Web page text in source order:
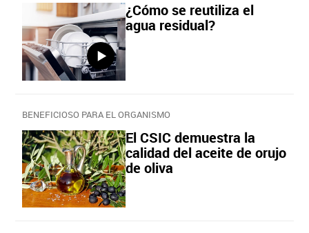
¿Cómo se reutiliza el
agua residual?
BENEFICIOSO PARA EL ORGANISMO
El CSIC demuestra la
calidad del aceite de orujo
de oliva